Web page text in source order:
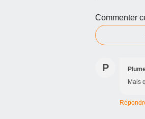
Commenter
P
Mais